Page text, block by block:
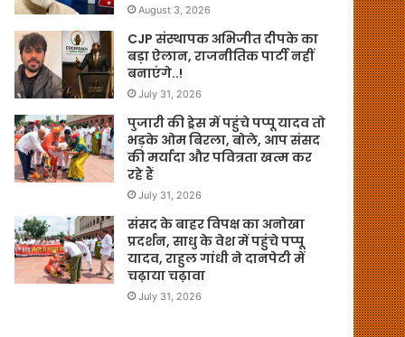
August 3, 2026
CJP संस्थापक अभिजीत दीपके का
बड़ा ऐलान, राजनीतिक पार्टी नहीं
बनाएंगे..!
July 31, 2026
पुजारी की ड्रेस में पहुंचे पप्पू यादव तो
भड़के ओम बिरला, बोले, आप संसद
की मर्यादा और पवित्रता खत्म कर
रहे हैं
July 31, 2026
संसद के बाहर विपक्ष का अनोखा
प्रदर्शन, साधु के वेश में पहुंचे पप्पू
यादव, राहुल गांधी ने दानपेटी में
चढ़ाया चढ़ावा
July 31, 2026